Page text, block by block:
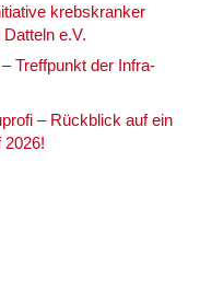
krebs­kran­ker
e.V.
Treff­punkt der Infra­
– Rück­blick auf ein
2026!